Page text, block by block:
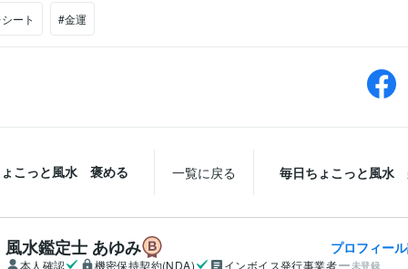
ート #金運
こっと風水 褒める 一覧に戻る 毎日ちょこっと風水
風水鑑定士 あゆみ プロフィー
本人確認 機密保持契約(NDA) インボイス発行事業者 未登録